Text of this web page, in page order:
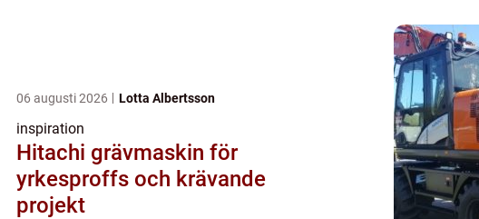
06 augusti 2026 Lotta Albertsson
inspiration
Hitachi grävmaskin för
yrkesproffs och krävande
projekt